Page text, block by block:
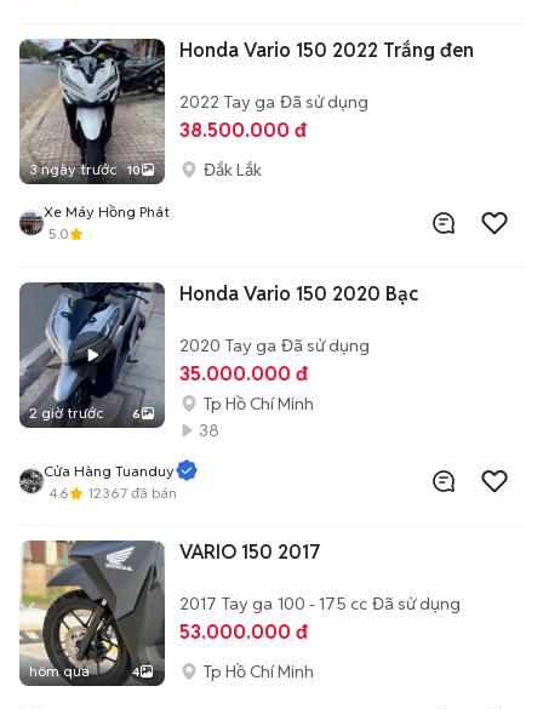
3 ngày trước 10
Honda Vario 150 2022 Trắng đen
2022 Tay ga Đã sử dụng
38.500.000 đ
Đắk Lắk
Xe Máy Hồng Phát
5.0
2 giờ trước 6
Honda Vario 150 2020 Bạc
2020 Tay ga Đã sử dụng
35.000.000 đ
Tp Hồ Chí Minh
38
Cửa Hàng Tuanduy
4.6
12367 đã bán
hôm qua 4
VARIO 150 2017
2017 Tay ga 100 - 175 cc Đã sử dụng
53.000.000 đ
Tp Hồ Chí Minh